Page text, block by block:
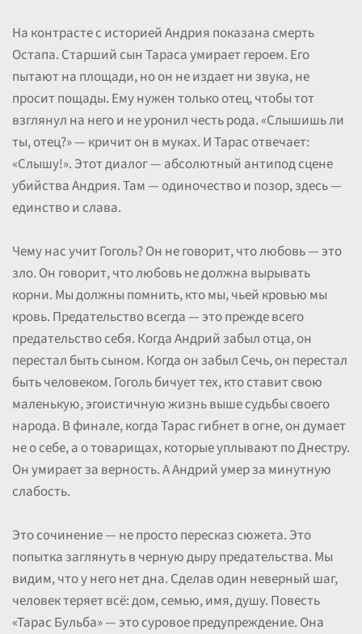
На контрасте с историей Андрия показана смерть
Остапа. Старший сын Тараса умирает героем. Его
пытают на площади, но он не издает ни звука, не
просит пощады. Ему нужен только отец, чтобы тот
взглянул на него и не уронил честь рода. «Слышишь ли
ты, отец?» — кричит он в муках. И Тарас отвечает:
«Слышу!». Этот диалог — абсолютный антипод сцене
убийства Андрия. Там — одиночество и позор, здесь —
единство и слава.
Чему нас учит Гоголь? Он не говорит, что любовь — это
зло. Он говорит, что любовь не должна вырывать
корни. Мы должны помнить, кто мы, чьей кровью мы
кровь. Предательство всегда — это прежде всего
предательство себя. Когда Андрий забыл отца, он
перестал быть сыном. Когда он забыл Сечь, он перестал
быть человеком. Гоголь бичует тех, кто ставит свою
маленькую, эгоистичную жизнь выше судьбы своего
народа. В финале, когда Тарас гибнет в огне, он думает
не о себе, а о товарищах, которые уплывают по Днестру.
Он умирает за верность. А Андрий умер за минутную
слабость.
Это сочинение — не просто пересказ сюжета. Это
попытка заглянуть в черную дыру предательства. Мы
видим, что у него нет дна. Сделав один неверный шаг,
человек теряет всё: дом, семью, имя, душу. Повесть
«Тарас Бульба» — это суровое предупреждение. Она